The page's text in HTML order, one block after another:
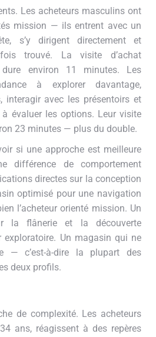
Les acheteurs masculins ont
mission — ils entrent avec un
s’y dirigent directement et
trouvé. La visite d’achat
dure environ 11 minutes. Les
à explorer davantage,
interagir avec les présentoirs et
évaluer les options. Leur visite
23 minutes — plus du double.
si une approche est meilleure
différence de comportement
directes sur la conception
optimisé pour une navigation
l’acheteur orienté mission. Un
la flânerie et la découverte
exploratoire. Un magasin qui ne
— c’est-à-dire la plupart des
deux profils.
de complexité. Les acheteurs
ans, réagissent à des repères